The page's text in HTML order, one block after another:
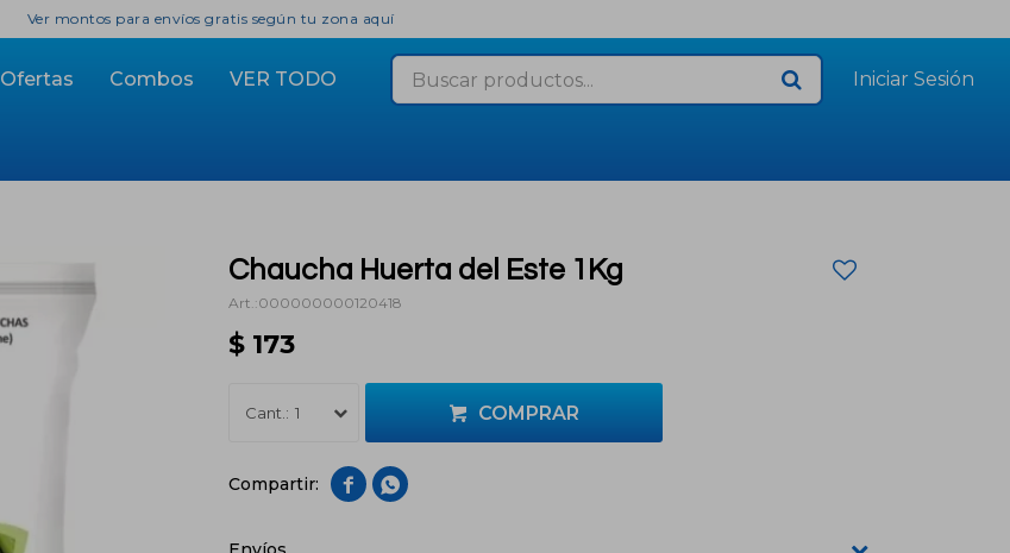
Ofertas Combos VER TODO
Ver montos para envíos gratis según tu zona aquí
Chaucha Huerta del Este 1Kg
000000000120418
$ 173
1 COMPRAR
 